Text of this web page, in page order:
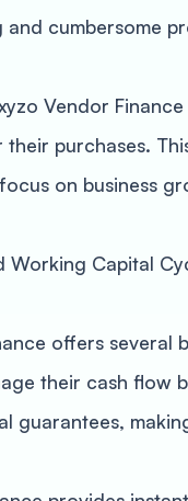
cumbersome
Vendor
purchases.
on business
Capital
offers
their cash
guarantees,